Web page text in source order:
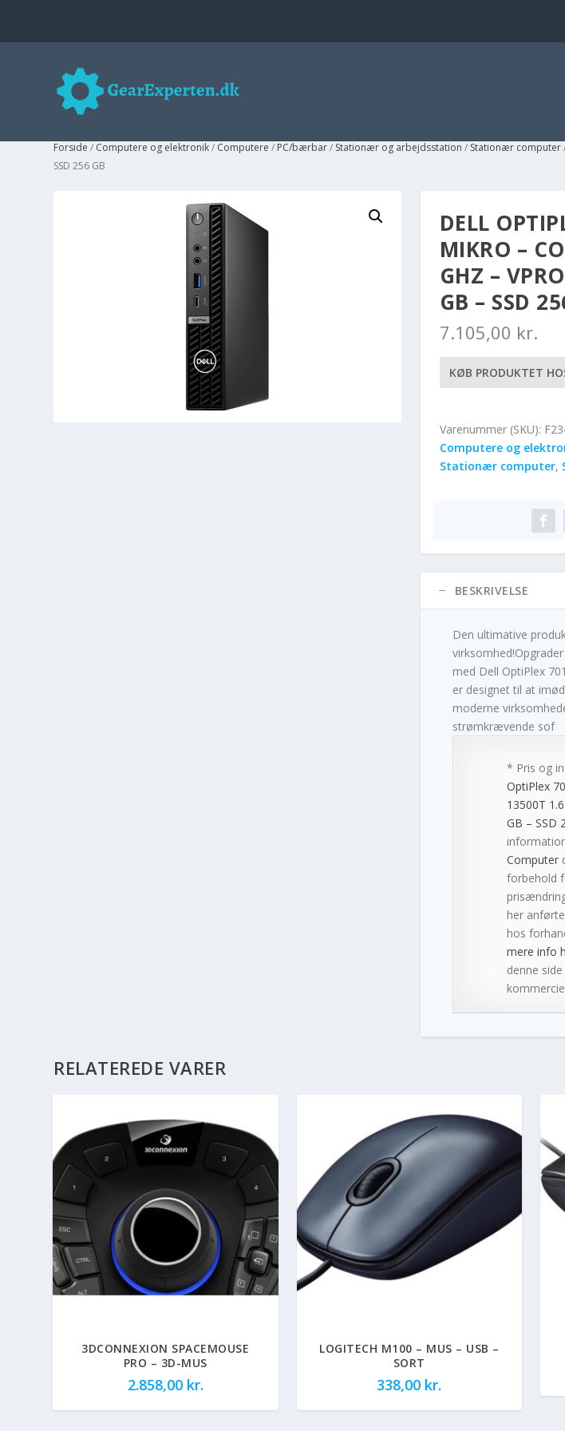
Forside / Computere og elektronik/ Computere / PC/bærbar/ Stationær og arbejdsstation / Stationær computer
SSD 256 GB
DELL
MIKRO –
GHZ –
GB – SSD
7.105,00 kr.
KØB PRODUKTET
Varenummer (SKU):
Computere og
Stationær computer,
BESKRIVELSE
Den ultimative
med Dell OptiPlex
er designet til at
moderne
strømkrævende sof
* Pris og
OptiPlex
13500T
GB – SSD
Computer
forbehold
her
hos
mere info
denne
RELATEREDE VARER
3DCONNEXION SPACEMOUSE
PRO – 3D-MUS
2.858,00 kr.
LOGITECH M100 – MUS – USB –
SORT
338,00 kr.